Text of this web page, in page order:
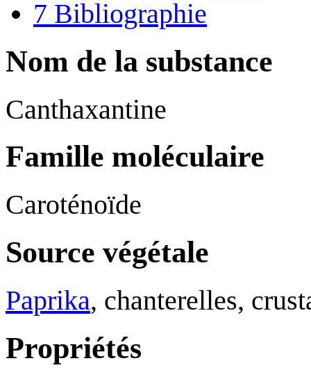
7 Bibliographie
Nom de la substance
Canthaxantine
Famille moléculaire
Caroténoïde
Source végétale
Paprika, chanterelles,
Propriétés